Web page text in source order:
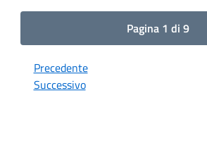
Pagina 1 di 9
Precedente
Successivo